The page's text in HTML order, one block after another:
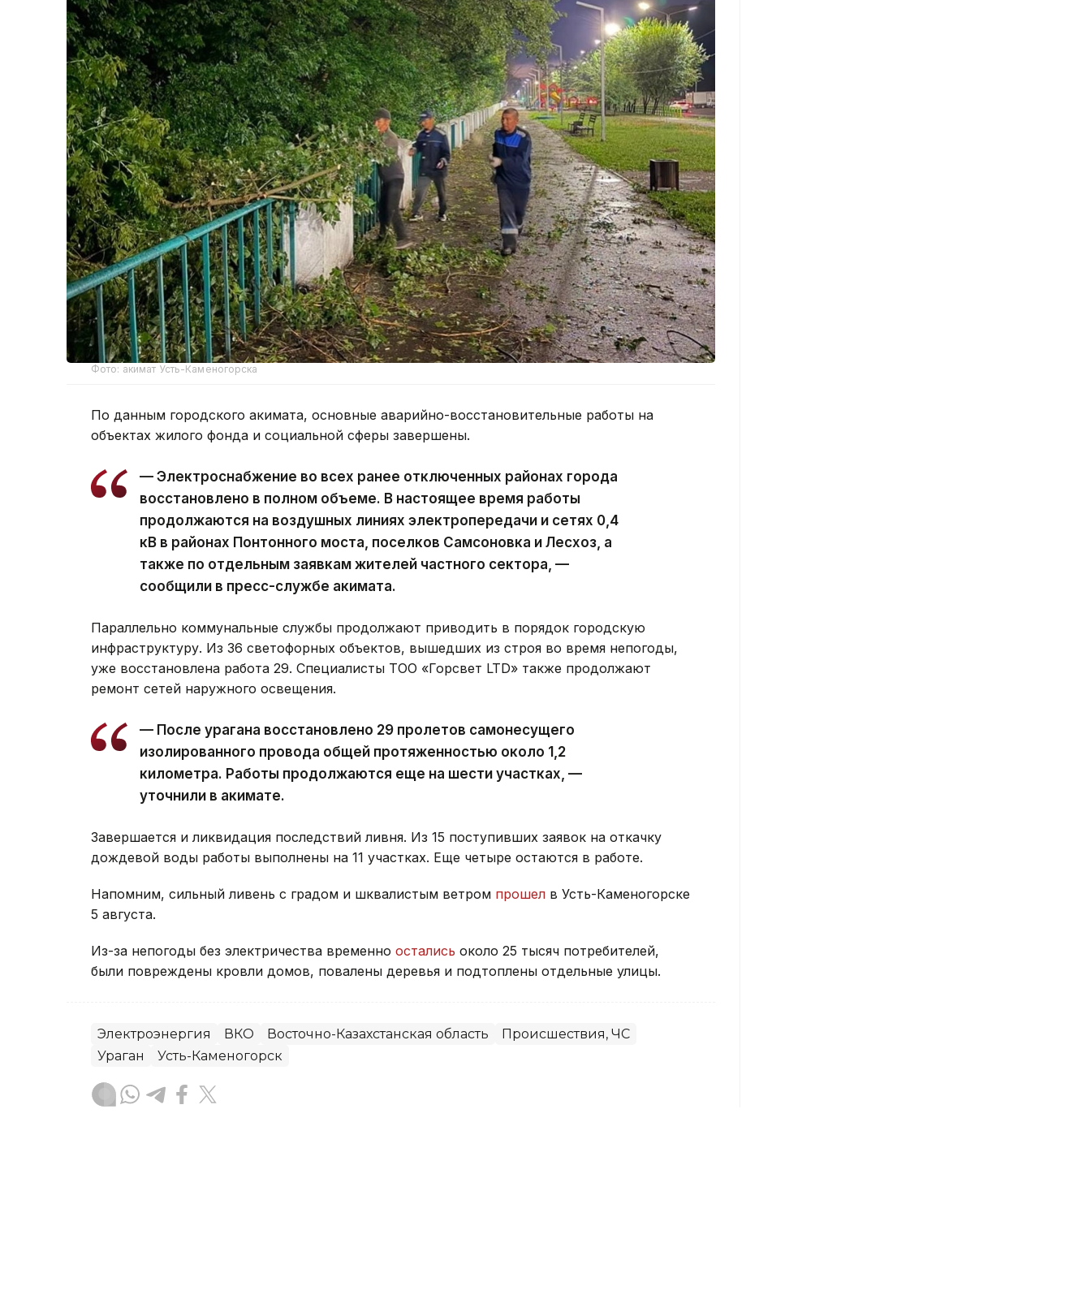
Фото: акимат Усть-Каменогорска
По данным городского акимата, основные аварийно-восстановительные работы на
объектах жилого фонда и социальной сферы завершены.
— Электроснабжение во всех ранее отключенных районах города
восстановлено в полном объеме. В настоящее время работы
продолжаются на воздушных линиях электропередачи и сетях 0,4
кВ в районах Понтонного моста, поселков Самсоновка и Лесхоз, а
также по отдельным заявкам жителей частного сектора, —
сообщили в пресс-службе акимата.
Параллельно коммунальные службы продолжают приводить в порядок городскую
инфраструктуру. Из 36 светофорных объектов, вышедших из строя во время непогоды,
уже восстановлена работа 29. Специалисты ТОО «Горсвет LTD» также продолжают
ремонт сетей наружного освещения.
— После урагана восстановлено 29 пролетов самонесущего
изолированного провода общей протяженностью около 1,2
километра. Работы продолжаются еще на шести участках, —
уточнили в акимате.
Завершается и ликвидация последствий ливня. Из 15 поступивших заявок на откачку
дождевой воды работы выполнены на 11 участках. Еще четыре остаются в работе.
Напомним, сильный ливень с градом и шквалистым ветром прошел в Усть-Каменогорске
5 августа.
Из-за непогоды без электричества временно остались около 25 тысяч потребителей,
были повреждены кровли домов, повалены деревья и подтоплены отдельные улицы.
Электроэнергия ВКО Восточно-Казахстанская область
Происшествия, ЧС
Ураган
Усть-Каменогорск